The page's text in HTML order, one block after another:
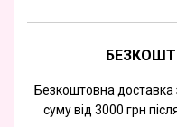
Безкоштовна доставка
суму від 3000 грн